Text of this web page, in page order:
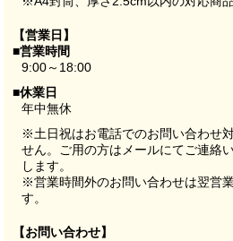
【営業日】
■営業時間
9:00～18:00
■休業日
年中無休
※土日祝はお電話でのお問い合わせ
せん。ご用の方はメールにてご連絡
します。
※営業時間外のお問い合わせは翌営
す。
【お問い合わせ】